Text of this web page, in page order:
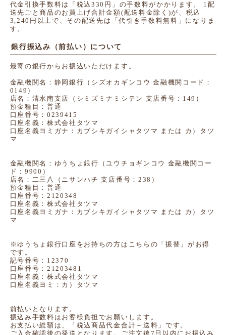
代金引換手数料は「税込330円」の手数料がかかります。 1配
送先ごと商品のお買上げ合計金額(配送料金除く)が、税込
3,240円以上で、その配送先は「代引き手数料無料」になりま
す。
銀行振込み（前払い）について
最寄の銀行からお振込いただけます。
金融機関名：静岡銀行（シズオカギンコウ 金融機関コード：
0149）
店名：清水南支店（シミズミナミシテン 支店番号：149）
預金種目：普通
口座番号：0239415
口座名義：株式会社タツマ
口座名義ヨミガナ：カブシキガイシャタツマ または カ）タツ
マ
金融機関名：ゆうちょ銀行（ユウチョギンコウ 金融機関コー
ド：9900）
店名：二三八（ニサンハチ 支店番号：238）
預金種目：普通
口座番号：2120348
口座名義：株式会社タツマ
口座名義ヨミガナ：カブシキガイシャタツマ または カ）タツ
マ
※ゆうちょ銀行口座をお持ちの方はこちらの「振替」がお得
です。
記号番号：12370
口座番号：21203481
口座名義：株式会社タツマ
口座名義ヨミ：カ）タツマ
前払いとなります。
振込み手数料はお客様負担でお願いします。
お支払い総額は、「税込商品代金合計＋送料」です。
ご入金確認後の発送となります。ご注文後7日以内にお振込み